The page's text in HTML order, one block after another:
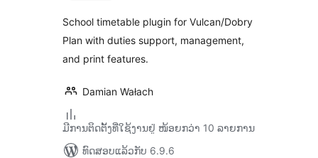
School timetable plugin for Vulcan/Dobry
Plan with duties support, management,
and print features.
Damian Wałach
ມີການຕິດຕັ້ງທີ່ໃຊ້ງານຢູ່ ໜ້ອຍກວ່າ 10 ລາຍການ
ທົດສອບແລ້ວກັບ 6.9.6